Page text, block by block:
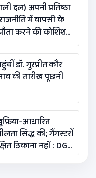
दल) अपनी प्रतिष्ठा
में वापसी के
करने की कोशिश
डॉ. गुरप्रीत कौर
की तारीख पूछनी
आधारित
सिद्ध की; गैंगस्टरों
ठिकाना नहीं : DGP